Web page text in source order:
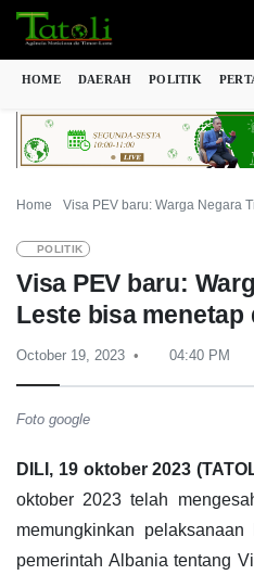
HOME DAERAH POLITIK
Home Visa PEV baru: Warga Negara
POLITIK
Visa PEV baru:
Leste bisa menetap
October 19, 2023 04:40 PM
Foto google
DILI, 19 oktober 2023
oktober 2023 telah
memungkinkan
pemerintah Albania tentang